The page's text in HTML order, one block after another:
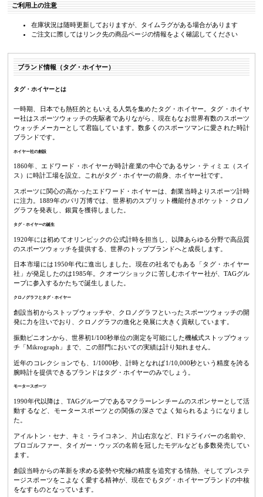
ご利用上の注意
在庫状況は随時更新しておりますが、タイムラグがある場合があります
ご注文に際してはリンク先の商品ページの情報をよく確認してください
ブランド情報（タグ・ホイヤー）
タグ・ホイヤーとは
一時期、日本でも熱狂的ともいえる人気を集めたタグ・ホイヤー。タグ・ホイヤ
ー社はスポーツウォッチの先駆者でありながら、現在もなお世界有数のスポーツ
ウォッチメーカーとして君臨しています。数多くのスポーツマンに愛された時計
ブランドです。
ホイヤー社の創設
1860年、エドワード・ホイヤーが時計産業の中心であるサン・ティミエ（スイ
ス）に時計工場を設立。これがタグ・ホイヤーの前身、ホイヤー社です。
スポーツに関心の高かったエドワード・ホイヤーは、創業当時よりスポーツ計時
に注力。1889年のパリ万博では、世界初のスプリット機能付きポケット・クロノ
グラフを発表し、銀賞を獲得しました。
タグ・ホイヤーの誕生
1920年には初めてオリンピックの公式計時を担当し、以降あらゆる分野で高品質
のスポーツウォッチを提供する、世界のトップブランドへと成長します。
日本市場には1950年代に進出しました。現在の社名でもある「タグ・ホイヤー
社」が発足したのは1985年。クオーツショックに苦しむホイヤー社が、TAGグル
ープに参入するかたちで誕生しました。
クロノグラフとタグ・ホイヤー
創設当初からストップウォッチや、クロノグラフといったスポーツウォッチの開
発に力を注いでおり、クロノグラフの進化と発展に大きく貢献しています。
振動ピニオンから、世界初1/100秒単位の測定を可能にした機械式ストップウォッ
チ「Mikrograph」まで、この部門においての実績は計り知れません。
近年のコレクションでも、1/1000秒、計時となれば1/10,000秒という精度を誇る
腕時計を提供できるブランドはタグ・ホイヤーのみでしょう。
モータースポーツ
1990年代以降は、TAGグループであるマクラーレンチームのスポンサーとして活
動するなど、モータースポーツとの関係の深さでよく知られるようになりまし
た。
アイルトン・セナ、キミ・ライコネン、片山右京など、F1ドライバーの名前や、
プロゴルファー、タイガー・ウッズの名前を冠したモデルなども多数発売してい
ます。
創設当時からの革新を求める姿勢や究極の精度を追究する情熱、そしてプレステ
ージスポーツをこよなく愛する精神が、現在でもタグ・ホイヤーブランドの中核
をなすものとなっています。